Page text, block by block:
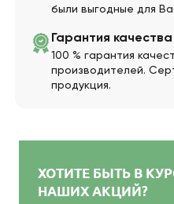
были выгодные для
Гарантия качества
100 % гарантия
производителей.
продукция.
ХОТИТЕ БЫТЬ В
НАШИХ АКЦИЙ?